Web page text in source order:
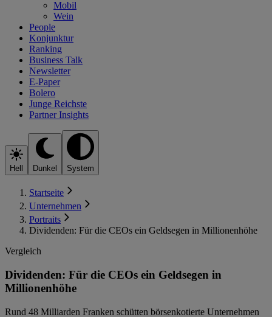
Mobil
Wein
People
Konjunktur
Ranking
Business Talk
Newsletter
E-Paper
Bolero
Junge Reichste
Partner Insights
Hell Dunkel System
Startseite
Unternehmen
Portraits
Dividenden: Für die CEOs ein Geldsegen in Millionenhöhe
Vergleich
Dividenden: Für die CEOs ein Geldsegen in
Millionenhöhe
Rund 48 Milliarden Franken schütten börsenkotierte Unternehmen